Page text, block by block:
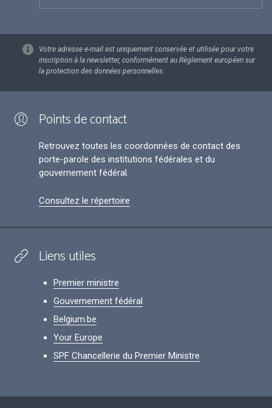
Votre adresse e-mail est uniquement conservée et utilisée pour votre
inscription à la newsletter, conformément au Règlement européen sur
la protection des données personnelles.
Points de contact
Retrouvez toutes les coordonnées de contact des
porte-parole des institutions fédérales et du
gouvernement fédéral.
Consultez le répertoire
Liens utiles
Premier ministre
Gouvernement fédéral
Belgium.be
Your Europe
SPF Chancellerie du Premier Ministre